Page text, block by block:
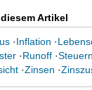
Artikel
·Inflation ·
·Runoff·Steuern
·Zinsen ·